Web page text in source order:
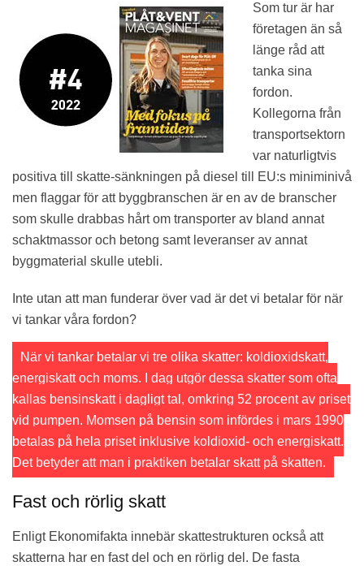
Som tur är har
företagen än så
länge råd att
tanka sina
fordon.
Kollegorna från
transportsektorn
var naturligtvis
positiva till skatte-sänkningen på diesel till EU:s miniminivå
men flaggar för att byggbranschen är en av de branscher
som skulle drabbas hårt om transporter av bland annat
schaktmassor och betong samt leveranser av annat
byggmaterial skulle utebli.
Inte utan att man funderar över vad är det vi betalar för när
vi tankar våra fordon?
När vi tankar betalar vi tre olika skatter: koldioxidskatt,
energiskatt och moms. I dag utgör dessa skatter som ofta
kallas bensinskatt i dagligt tal, omkring 52 procent av priset
vid pumpen. Momsen på bensin som infördes i mars 1990
betalas på hela priset inklusive koldioxid- och energiskatt.
Det betyder att man i praktiken betalar skatt på skatten.
Fast och rörlig skatt
Enligt Ekonomifakta innebär skattestrukturen också att
skatterna har en fast del och en rörlig del. De fasta